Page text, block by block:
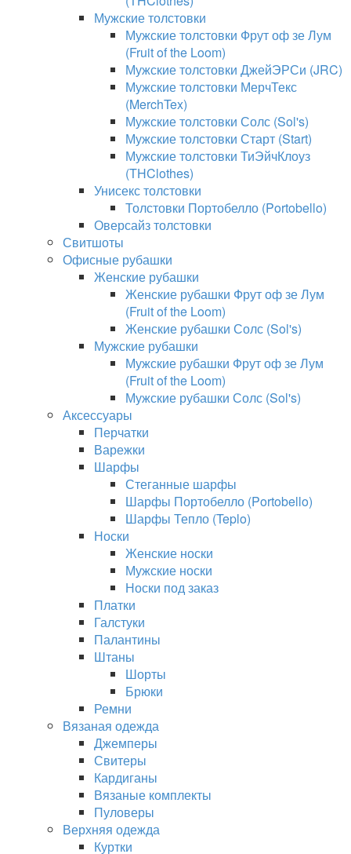
Мужские толстовки
Мужские толстовки Фрут оф зе Лум
(Fruit of the Loom)
Мужские толстовки ДжейЭРСи (JRC)
Мужские толстовки МерчТекс
(MerchTex)
Мужские толстовки Солс (Sol's)
Мужские толстовки Старт (Start)
Мужские толстовки ТиЭйчКлоуз
(THClothes)
Унисекс толстовки
Толстовки Портобелло (Portobello)
Оверсайз толстовки
Свитшоты
Офисные рубашки
Женские рубашки
Женские рубашки Фрут оф зе Лум
(Fruit of the Loom)
Женские рубашки Солс (Sol's)
Мужские рубашки
Мужские рубашки Фрут оф зе Лум
(Fruit of the Loom)
Мужские рубашки Солс (Sol's)
Аксессуары
Перчатки
Варежки
Шарфы
Стеганные шарфы
Шарфы Портобелло (Portobello)
Шарфы Тепло (Teplo)
Носки
Женские носки
Мужские носки
Носки под заказ
Платки
Галстуки
Палантины
Штаны
Шорты
Брюки
Ремни
Вязаная одежда
Джемперы
Свитеры
Кардиганы
Вязаные комплекты
Пуловеры
Верхняя одежда
Куртки